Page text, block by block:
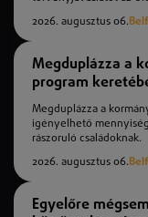
2026. augusztus 06.
Megduplázza a
program
Megduplázza a
igényelhető
rászoruló családoknak.
2026. augusztus 06.
Egyelőre